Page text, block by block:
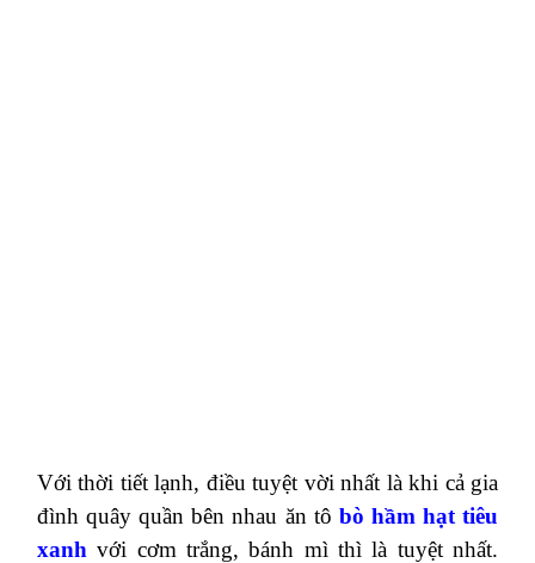
Với thời tiết lạnh, điều tuyệt vời nhất là khi cả gia
đình quây quần bên nhau ăn tô bò hầm hạt tiêu
xanhvới cơm trắng, bánh mì thì là tuyệt nhất.